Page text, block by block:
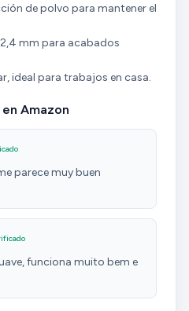
de polvo para mantener el
mm para acabados
ideal para trabajos en casa.
Amazon
parece muy buen
funciona muito bem e